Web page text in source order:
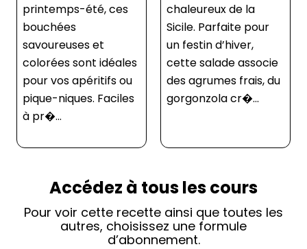
chaleureux de la
Sicile. Parfaite pour
un festin d’hiver,
cette salade associe
des agrumes frais, du
gorgonzola cr�...
réaliser est parfaite
pour un apéritif
réussi. En combinant
des farines classiques
et intégrales, ces
crackers sont non
Accédez à tous les cours
Pour voir cette recette ainsi que toutes les
autres, choisissez une formule
d’abonnement.